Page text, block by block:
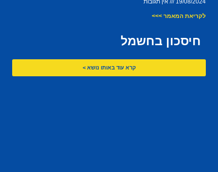
19/08/2024 אין תגובות
לקריאת המאמר >>>
חיסכון בחשמל
קרא עוד באותו נושא >